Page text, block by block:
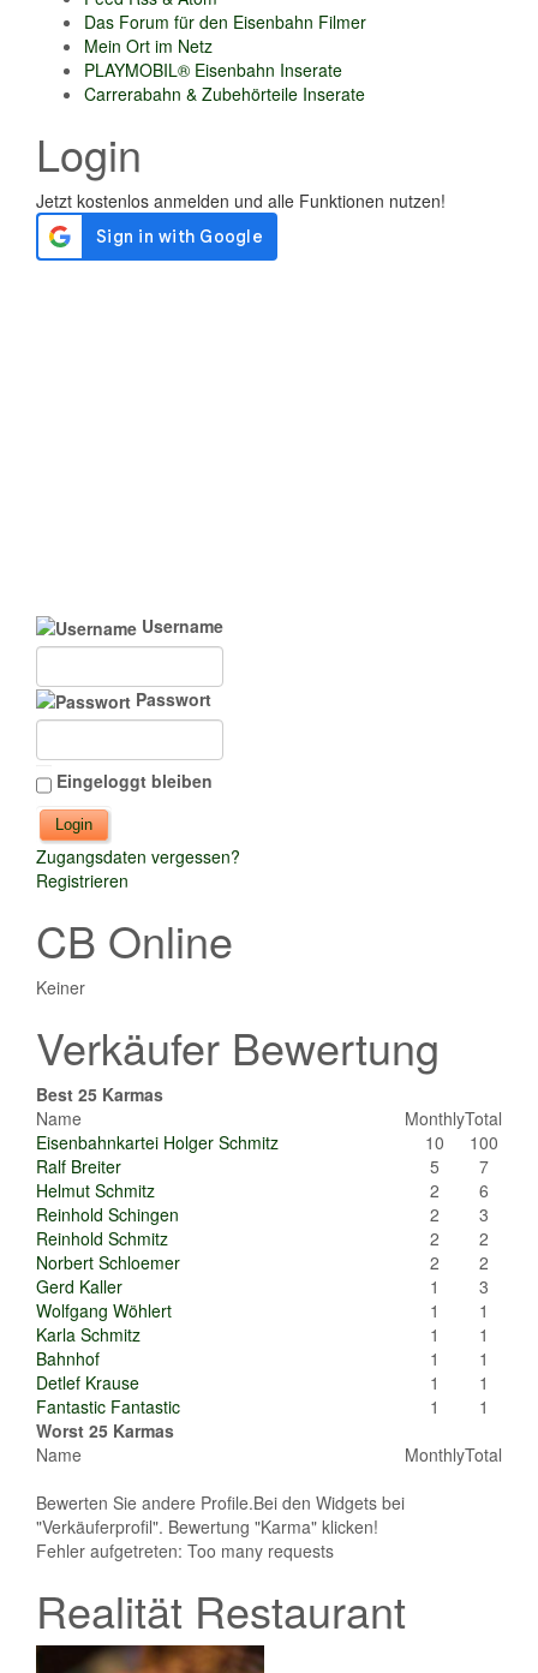
Das Forum für den Eisenbahn Filmer
Mein Ort im Netz
PLAYMOBIL® Eisenbahn Inserate
Carrerabahn & Zubehörteile Inserate
Login
Username
Passwort
Eingeloggt bleiben
Zugangsdaten vergessen?
Registrieren
CB Online
Keiner
Verkäufer Bewertung
Best 25 Karmas
Name
MonthlyTotal
Eisenbahnkartei Holger Schmitz
10
100
Ralf Breiter
5
7
Helmut Schmitz
2
6
Reinhold Schingen
2
3
Reinhold Schmitz
2
2
Norbert Schloemer
2
2
Gerd Kaller
1
3
Wolfgang Wöhlert
1
1
Karla Schmitz
1
1
Bahnhof
1
1
Detlef Krause
1
1
Fantastic Fantastic
1
1
Worst 25 Karmas
Name
MonthlyTotal
Bewerten Sie andere Profile.Bei den Widgets bei
"Verkäuferprofil". Bewertung "Karma" klicken!
Fehler aufgetreten: Too many requests
Realität Restaurant